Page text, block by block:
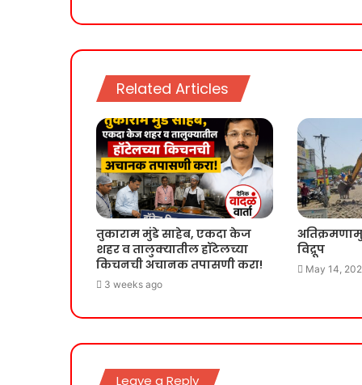
Related Articles
तुकाराम मुंडे साहेब, एकदा केज
शहर व तालुक्यातील हॉटेलच्या
किचनची अचानक तपासणी करा!
3 weeks ago
विद्रूप
May 14,
Leave a Reply